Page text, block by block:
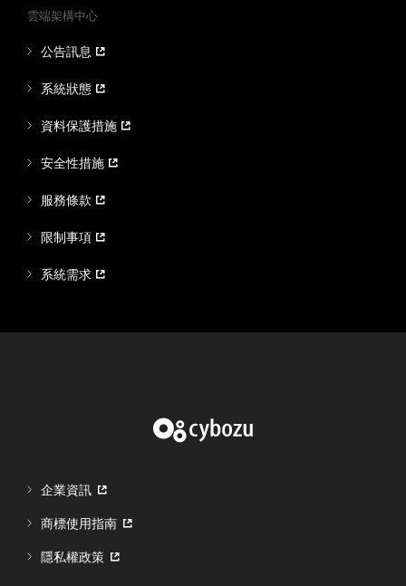
雲端架構中心
公告訊息
系統狀態
資料保護措施
安全性措施
服務條款
限制事項
系統需求
企業資訊
商標使用指南
隱私權政策